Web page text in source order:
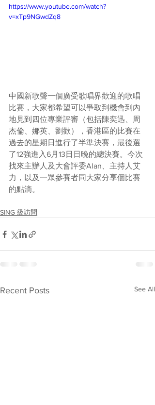
https://www.youtube.com/watch?
v=xTp9NGwdZq8
中國新歌聲一個廣受歌唱界歡迎的歌唱
比賽，大家都希望可以爭取到機會到內
地見到四位專業評審（包括陳奕迅、周
杰倫、娜英、劉歡），香港區的比賽在
過去的星期日進行了半準決賽，最後選
了12強進入6月13日日晚的總決賽。今次
找來主辦人及大會評委Alan、主持人艾
力，以及一眾參賽者同大家分享個比賽
的點滴。
SING 級訪問
Recent Posts See All